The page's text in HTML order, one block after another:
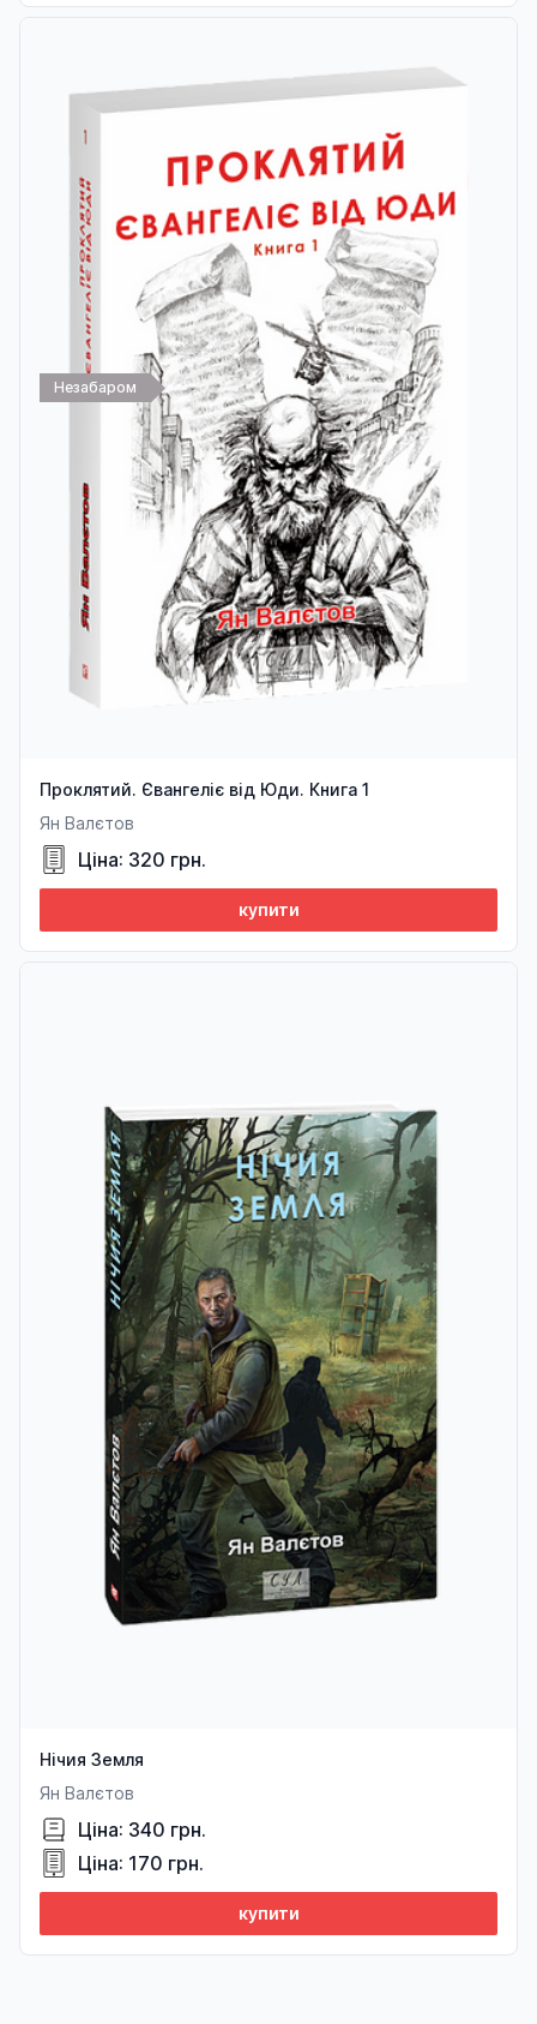
Незабаром
Проклятий. Євангеліє від Юди. Книга 1
Ян Валєтов
Ціна: 320 грн.
купити
Нічия Земля
Ян Валєтов
Ціна: 340 грн.
Ціна: 170 грн.
купити